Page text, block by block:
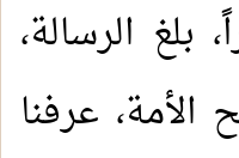
بلغ الرسالة،
الأمة، عرفنا